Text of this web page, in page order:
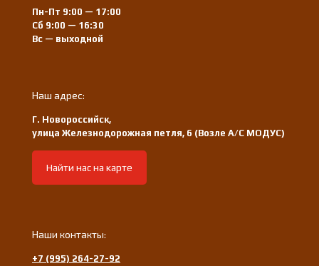
Пн-Пт 9:00 — 17:00
Сб 9:00 — 16:30
Вс — выходной
Наш адрес:
Г. Новороссийск,
улица Железнодорожная петля, 6 (Возле А/С МОДУС)
Найти нас на карте
Наши контакты:
+7 (995) 264-27-92